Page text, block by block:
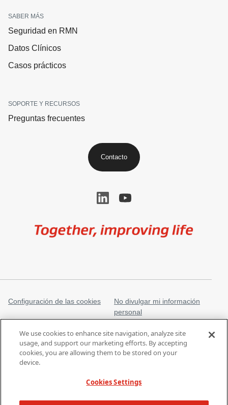
SABER MÁS
Seguridad en RMN
Datos Clínicos
Casos prácticos
SOPORTE Y RECURSOS
Preguntas frecuentes
Contacto
Configuración de las cookies
No divulgar mi información
personal
Marcas registradas
gore.com
Ley de Esclavitud Moderna
We use cookies to enhance site navigation, analyze site
usage, and support our marketing efforts. By accepting
cookies, you are allowing them to be stored on your
device.
Cookies Settings